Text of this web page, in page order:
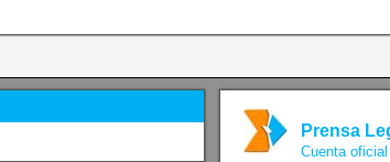
Prensa
Cuenta